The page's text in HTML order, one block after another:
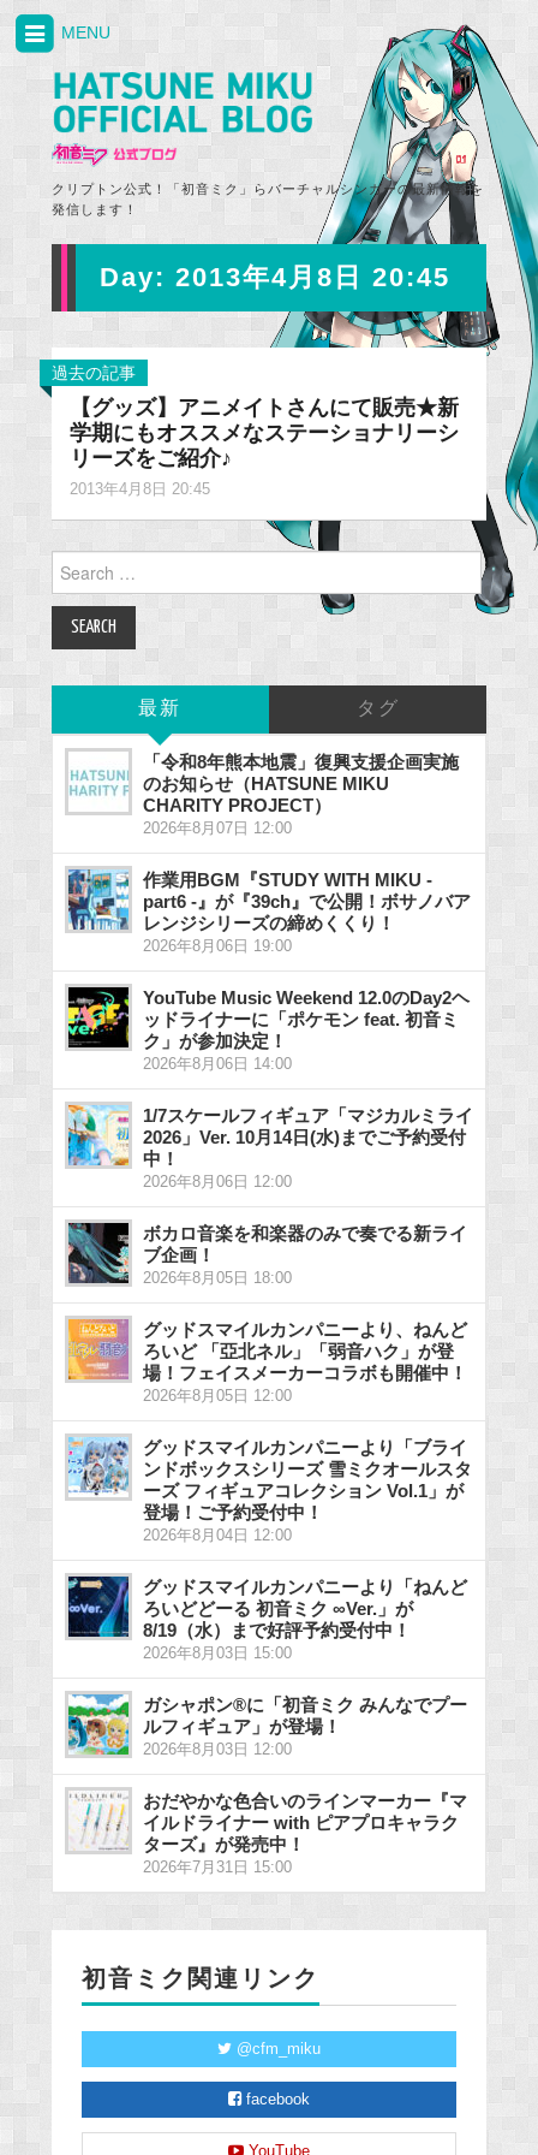
クリプトン公式！「初音ミク」らバーチャルシンガーの最新情報を
発信します！
MENU
Day: 2013年4月8日 20:45
過去の記事
【グッズ】アニメイトさんにて販売★新
学期にもオススメなステーショナリーシ
リーズをご紹介♪
2013年4月8日 20:45
Search
for:
最新 タグ
「令和8年熊本地震」復興支援企画実施
のお知らせ（HATSUNE MIKU
CHARITY PROJECT）
2026年8月07日 12:00
作業用BGM『STUDY WITH MIKU -
part6 -』が『39ch』で公開！ボサノバア
レンジシリーズの締めくくり！
2026年8月06日 19:00
YouTube Music Weekend 12.0のDay2ヘ
ッドライナーに「ポケモン feat. 初音ミ
ク」が参加決定！
2026年8月06日 14:00
1/7スケールフィギュア「マジカルミライ
2026」Ver. 10月14日(水)までご予約受付
中！
2026年8月06日 12:00
ボカロ音楽を和楽器のみで奏でる新ライ
ブ企画！
2026年8月05日 18:00
グッドスマイルカンパニーより、ねんど
ろいど 「亞北ネル」「弱音ハク」が登
場！フェイスメーカーコラボも開催中！
2026年8月05日 12:00
グッドスマイルカンパニーより「ブライ
ンドボックスシリーズ 雪ミクオールスタ
ーズ フィギュアコレクション Vol.1」が
登場！ご予約受付中！
2026年8月04日 12:00
グッドスマイルカンパニーより「ねんど
ろいどどーる 初音ミク ∞Ver.」が
8/19（水）まで好評予約受付中！
2026年8月03日 15:00
ガシャポン®に「初音ミク みんなでプー
ルフィギュア」が登場！
2026年8月03日 12:00
おだやかな色合いのラインマーカー『マ
イルドライナー with ピアプロキャラク
ターズ』が発売中！
2026年7月31日 15:00
初音ミク関連リンク
@cfm_miku
facebook